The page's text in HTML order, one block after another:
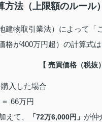
法（上限額のルール）
建物取引業法）によって
格が400万円超）の計算式は
【 売買価格（税抜
購入した場合
66万円
えて、
「72万6,000円」 が仲